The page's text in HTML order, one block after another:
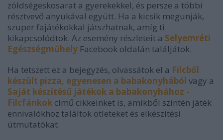
zöldségeskosarat a gyerekekkel, és persze a többi
résztvevő anyukával együtt. Ha a kicsik megunják,
szuper fajátékokkal játszhatnak, amíg ti
kikapcsolódtok. Az esemény részleteit a Selyemréti
Egészségműhely Facebook oldalán találjátok.
Ha tetszett ez a bejegyzés, olvassátok el a Filcből
készült pizza, egyenesen a babakonyhából vagy a
Saját készítésű játékok a babakonyhához -
Filcfánkok című cikkeinket is, amikből szintén játék
ennivalókhoz találtok ötleteket és elkészítési
útmutatókat.